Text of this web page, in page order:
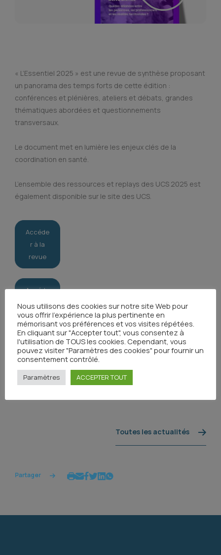
« L’Essentiel 2025 » est une revue de synthèse proposant
un panorama des temps forts de cette édition :
conférences et plénières, ateliers et débats, grandes
thématiques abordées et questionnements
transversaux.
Le document met en lumière les enjeux clés de la
coordination en santé.
L’ensemble des ressources et replays des UCS 2025 est
également disponible sur le site des UCS.
Accéde
r à la
revue
Accéde
r au
ressour
ces et
replay
Toutes les actualités
Partager
Nous utilisons des cookies sur notre site Web pour
vous offrir l'expérience la plus pertinente en
mémorisant vos préférences et vos visites répétées.
En cliquant sur "Accepter tout", vous consentez à
l'utilisation de TOUS les cookies. Cependant, vous
pouvez visiter "Paramètres des cookies" pour fournir un
consentement contrôlé.
Paramètres ACCEPTER TOUT